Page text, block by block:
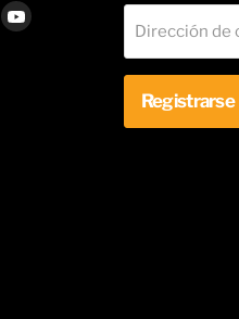
en
Encuéntrenos
Dirección de
Registrarse